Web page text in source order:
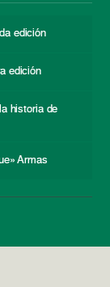
edición
edición
historia de
Armas